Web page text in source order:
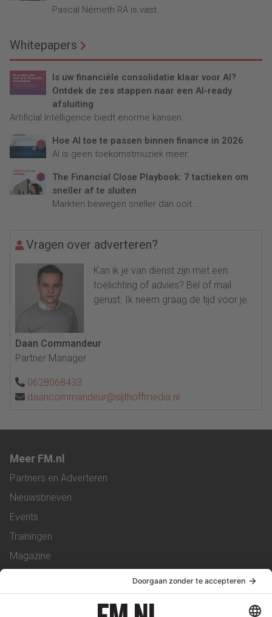
Pascal Németh RA is vast...
Whitepapers
Is uw financiële consolidatie klaar voor AI?
Ontdek de zes stappen naar een AI-ready
afsluiting
Artificial Intelligence biedt enorme kansen...
Hoe AI toe te passen binnen finance in 2026
AI is geen toekomstmuziek meer...
The Financial Close Playbook: 7 tactieken om
sneller af te sluiten
Markten bewegen sneller dan ooit....
Vragen over adverteren?
Kan ik je van dienst zijn met een
toelichting of advies? Bel of mail
gerust. Ik neem graag de tijd voor je.
Daan Commandeur
Partner Manager
0628068433
daancommandeur@sijthoffmedia.nl
Meer FM.nl
Partners en Adverteren
Nieuwsbrieven
Events
Trainingen
Magazine
Service & Contact